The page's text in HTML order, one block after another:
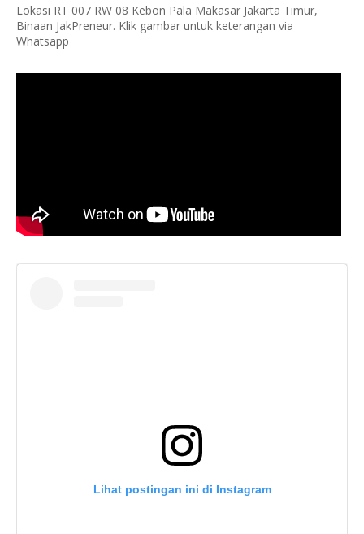
Lokasi RT 007 RW 08 Kebon Pala Makasar Jakarta Timur,
Binaan JakPreneur. Klik gambar untuk keterangan via
Whatsapp
Lihat postingan ini di Instagram